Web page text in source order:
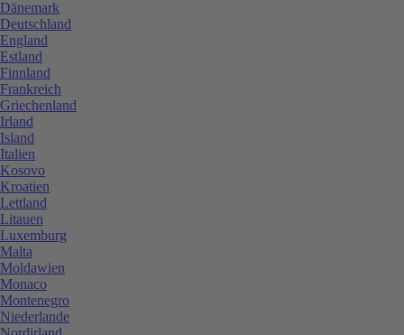
Dänemark
Deutschland
England
Estland
Finnland
Frankreich
Griechenland
Irland
Island
Italien
Kosovo
Kroatien
Lettland
Litauen
Luxemburg
Malta
Moldawien
Monaco
Montenegro
Niederlande